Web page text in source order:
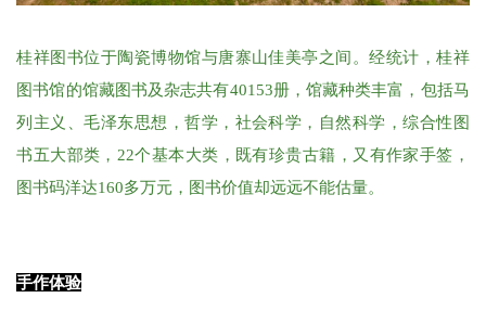
桂祥图书位于陶瓷博物馆与唐寨山佳美亭之间。经统计，桂祥
图书馆的馆藏图书及杂志共有40153册，馆藏种类丰富，包括马
列主义、毛泽东思想，哲学，社会科学，自然科学，综合性图
书五大部类，22个基本大类，既有珍贵古籍，又有作家手签，
图书码洋达160多万元，图书价值却远远不能估量。
手作体验